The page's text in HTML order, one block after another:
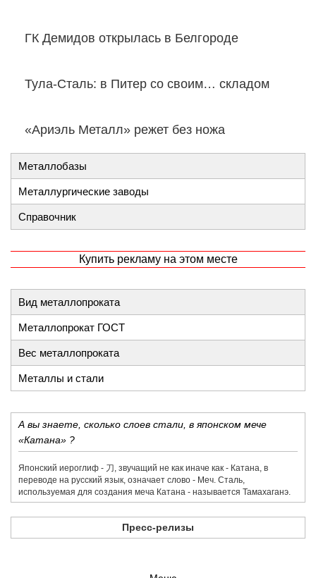
ГК Демидов открылась в Белгороде
Тула-Сталь: в Питер со своим… складом
«Ариэль Металл» режет без ножа
Металлобазы
Металлургические заводы
Справочник
Купить рекламу на этом месте
Вид металлопроката
Металлопрокат ГОСТ
Вес металлопроката
Металлы и стали
А вы знаете, сколько слоев стали, в японском мече
«Катана» ?
Японский иероглиф - 刀,​ звучащий не как иначе как - Катана, в
переводе на русский язык, означает слово - Меч. Сталь,
используемая для создания меча Катана - называется Тамахаганэ.
Пресс-релизы